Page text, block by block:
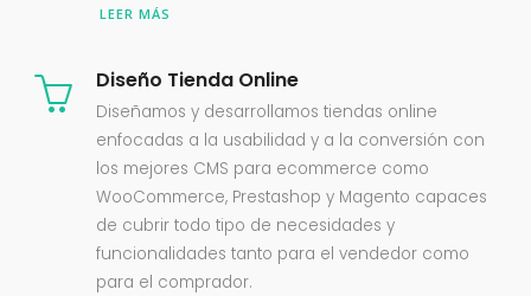
LEER MÁS
Diseño Tienda Online
Diseñamos y desarrollamos tiendas online
enfocadas a la usabilidad y a la conversión con
los mejores CMS para ecommerce como
WooCommerce, Prestashop y Magento capaces
de cubrir todo tipo de necesidades y
funcionalidades tanto para el vendedor como
para el comprador.